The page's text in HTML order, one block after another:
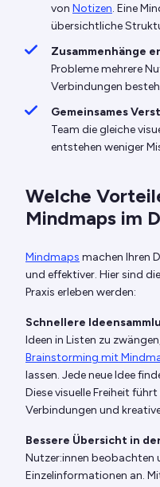
von Notizen. Eine
übersichtliche
Zusammenhänge
Probleme mehrere
Verbindungen
Gemeinsames
Team die gleiche
entstehen weniger
Welche
Mindmaps im
Mindmaps machen Ihren
und effektiver. Hier sind
Praxis erleben werden:
Schnellere
Ideen in Listen zu
Brainstorming mit
lassen. Jede neue Idee
Diese visuelle Freiheit
Verbindungen und
Bessere Übersicht in
Nutzer:innen beobachten
Einzelinformationen an.